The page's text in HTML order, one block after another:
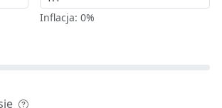
Inflacja:0%